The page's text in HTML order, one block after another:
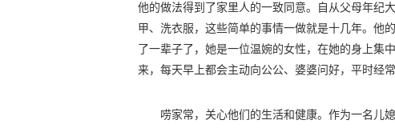
他的做法得到了家里人的一致同意。自从父母年纪
甲、洗衣服，这些简单的事情一做就是十几年。他
了一辈子了，她是一位温婉的女性，在她的身上集
来，每天早上都会主动向公公、婆婆问好，平时经
唠家常，关心他们的生活和健康。作为一名儿